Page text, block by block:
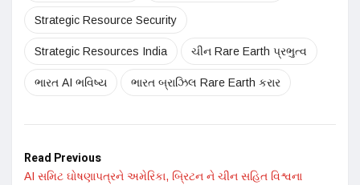
Strategic Resource Security
Strategic Resources India ચીન Rare Earth પ્રભુત્વ
ભારત AI ભવિષ્ય ભારત બ્રાઝિલ Rare Earth કરાર
Read Previous
AI સમિટ ઘોષણાપત્રને અમેરિકા, બ્રિટન ને ચીન સહિત વિશ્વના